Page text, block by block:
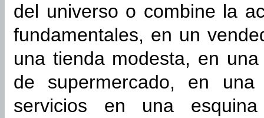
del universo o combine la
fundamentales, en un
una tienda modesta, en
de supermercado, en
servicios en una